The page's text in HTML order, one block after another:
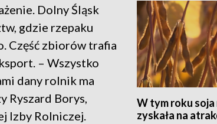
W tym roku
zyskała na
Dolny Śląsk
gdzie rzepaku
Część zbiorów trafia
– Wszystko
dany rolnik ma
Ryszard Borys,
Izby Rolniczej.